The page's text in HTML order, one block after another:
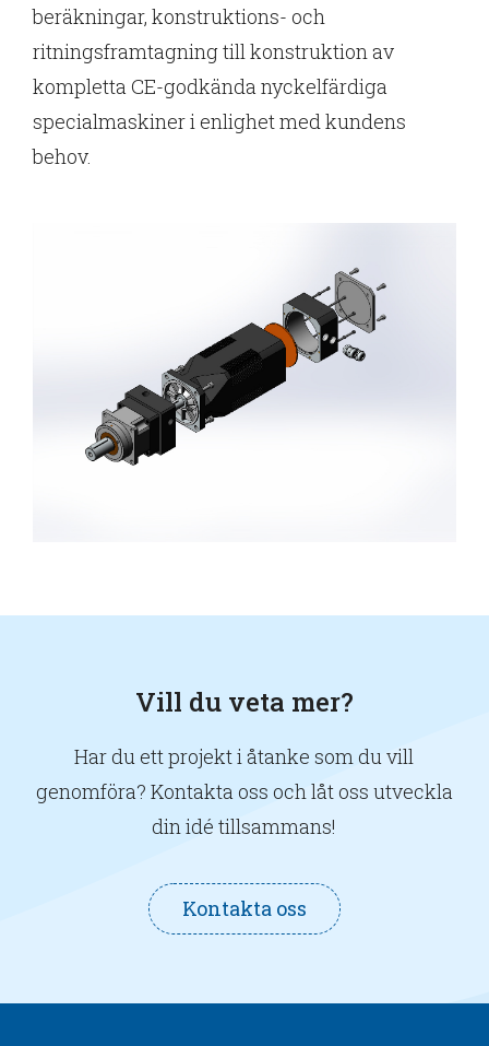
beräkningar, konstruktions- och
ritningsframtagning till konstruktion av
kompletta CE-godkända nyckelfärdiga
specialmaskiner i enlighet med kundens
behov.
Vill du veta mer?
Har du ett projekt i åtanke som du vill
genomföra? Kontakta oss och låt oss utveckla
din idé tillsammans!
Kontakta oss